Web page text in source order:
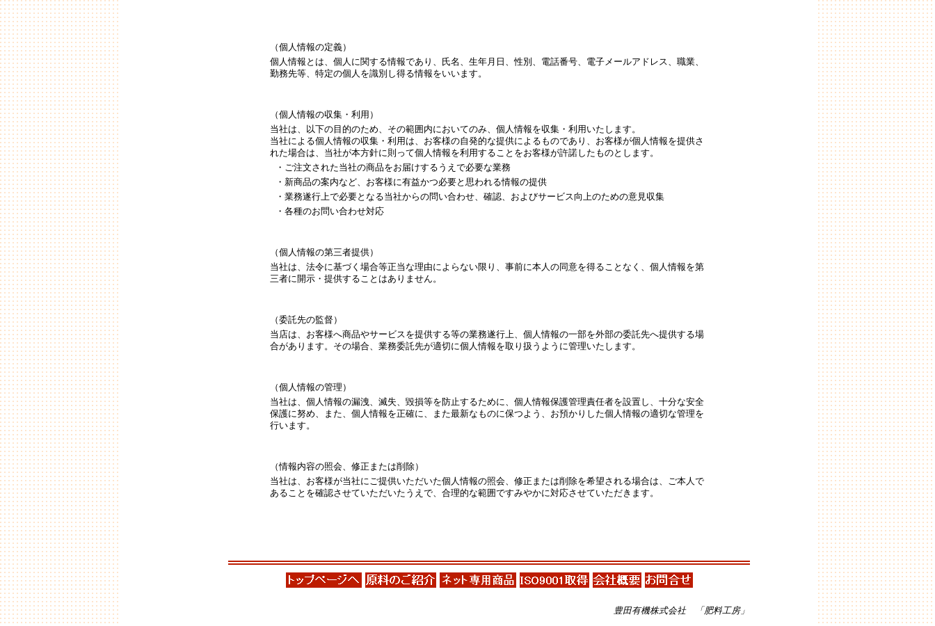
（個人情報の定義）
個人情報とは、個人に関する情報であり、氏名、生年月日、性別、電話番号、電子メールアドレス、職業、
勤務先等、特定の個人を識別し得る情報をいいます。
（個人情報の収集・利用）
当社は、以下の目的のため、その範囲内においてのみ、個人情報を収集・利用いたします。
当社による個人情報の収集・利用は、お客様の自発的な提供によるものであり、お客様が個人情報を提供さ
れた場合は、当社が本方針に則って個人情報を利用することをお客様が許諾したものとします。
・ご注文された当社の商品をお届けするうえで必要な業務
・新商品の案内など、お客様に有益かつ必要と思われる情報の提供
・業務遂行上で必要となる当社からの問い合わせ、確認、およびサービス向上のための意見収集
・各種のお問い合わせ対応
（個人情報の第三者提供）
当社は、法令に基づく場合等正当な理由によらない限り、事前に本人の同意を得ることなく、個人情報を第
三者に開示・提供することはありません。
（委託先の監督）
当店は、お客様へ商品やサービスを提供する等の業務遂行上、個人情報の一部を外部の委託先へ提供する場
合があります。その場合、業務委託先が適切に個人情報を取り扱うように管理いたします。
（個人情報の管理）
当社は、個人情報の漏洩、滅失、毀損等を防止するために、個人情報保護管理責任者を設置し、十分な安全
保護に努め、また、個人情報を正確に、また最新なものに保つよう、お預かりした個人情報の適切な管理を
行います。
（情報内容の照会、修正または削除）
当社は、お客様が当社にご提供いただいた個人情報の照会、修正または削除を希望される場合は、ご本人で
あることを確認させていただいたうえで、合理的な範囲ですみやかに対応させていただきます。
豊田有機株式会社 「肥料工房」